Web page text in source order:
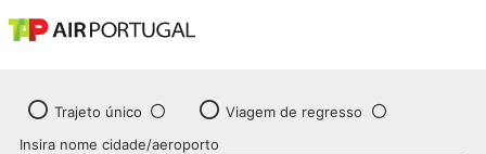
Trajeto único
Viagem de regresso
Insira nome cidade/aeroporto